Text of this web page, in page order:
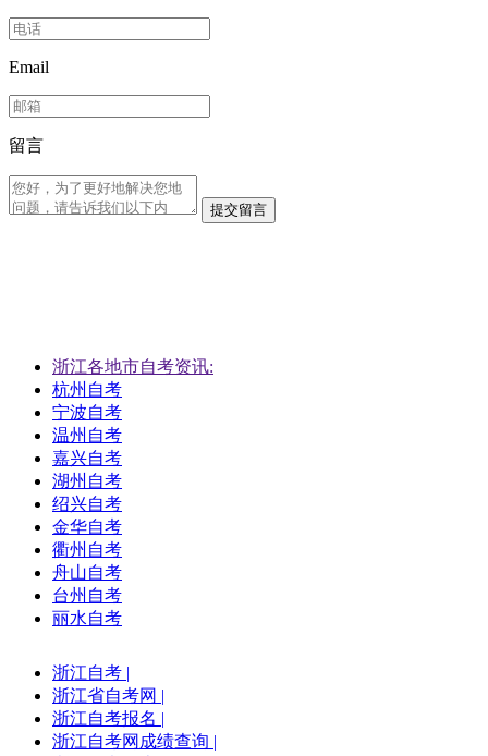
Email
留言
提交留言
浙江各地市自考资讯:
杭州自考
宁波自考
温州自考
嘉兴自考
湖州自考
绍兴自考
金华自考
衢州自考
舟山自考
台州自考
丽水自考
浙江自考 |
浙江省自考网 |
浙江自考报名 |
浙江自考网成绩查询 |